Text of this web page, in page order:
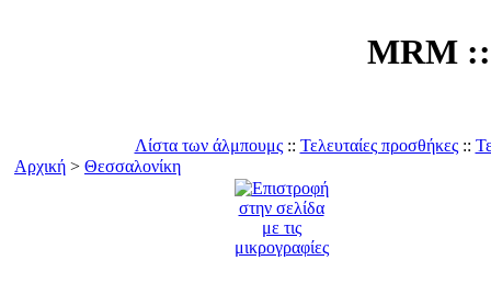
MRM
Λίστα των άλμπουμς:: Τελευταίες προσθήκες::
Αρχική > Θεσσαλονίκη